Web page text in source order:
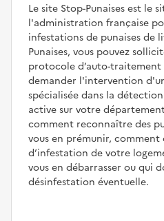
Le site Stop-Punaises est le
l'administration française
infestations de punaises de
Punaises, vous pouvez
protocole d’auto-
demander l'intervention
spécialisée dans la
active sur votre
comment reconnaître des
vous en prémunir, comment
d’infestation de votre
vous en débarrasser ou qui
désinfestation éventuelle.